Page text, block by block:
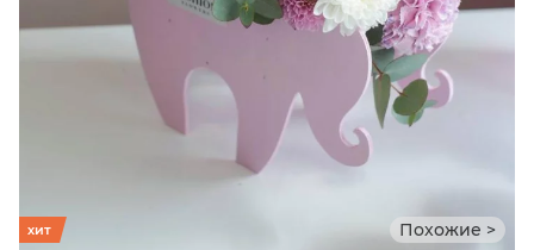
Похожие >
хит